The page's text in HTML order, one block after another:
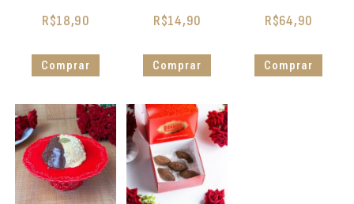
R$18,90
Comprar
R$14,90
Comprar
R$64,90
Comprar